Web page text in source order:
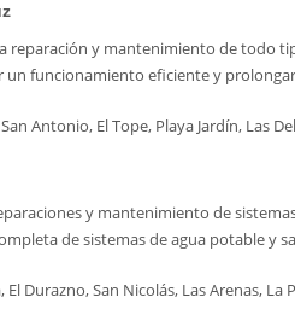
reparación y mantenimiento de
funcionamiento eficiente y
Antonio, El Tope, Playa Jardín, Las
y mantenimiento de
de sistemas de agua potable y
Durazno, San Nicolás, Las Arenas,